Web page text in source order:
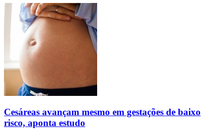
Cesáreas avançam mesmo em gestações de baixo
risco, aponta estudo